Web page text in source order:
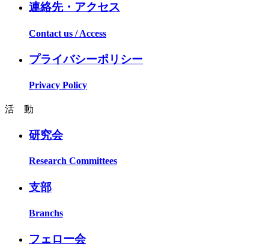
連絡先・アクセス
Contact us / Access
プライバシーポリシー
Privacy Policy
活 動
研究会
Research Committees
支部
Branchs
フェロー会